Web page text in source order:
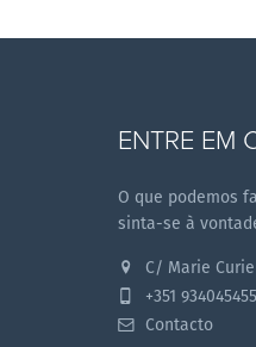
ENTRE EM
O que podemos
sinta-se à
C/ Marie Curie
+351 934045455
Contacto